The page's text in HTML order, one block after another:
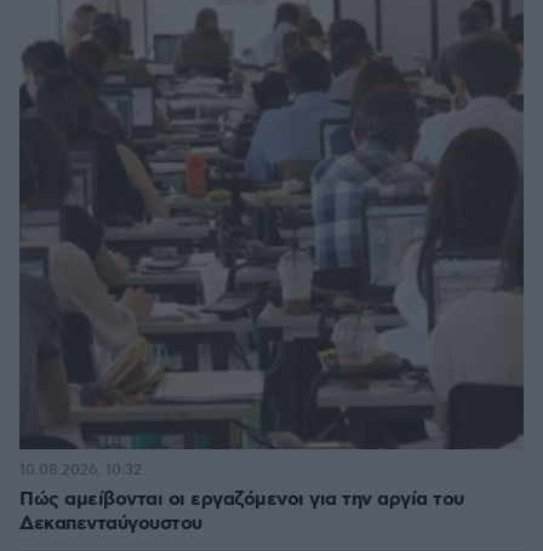
Πώς αμείβονται οι εργαζόμενοι για την αργία του
Δεκαπενταύγουστου
10.08.2026, 10:32